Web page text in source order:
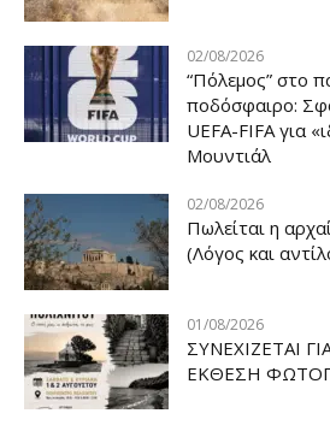
02/08/2026
“Πόλεμος” στο
ποδόσφαιρο:
UEFA-FIFA για
Μουντιάλ
02/08/2026
Πωλείται η
(Λόγος και
01/08/2026
ΣΥΝΕΧΙΖΕΤΑΙ
ΕΚΘΕΣΗ